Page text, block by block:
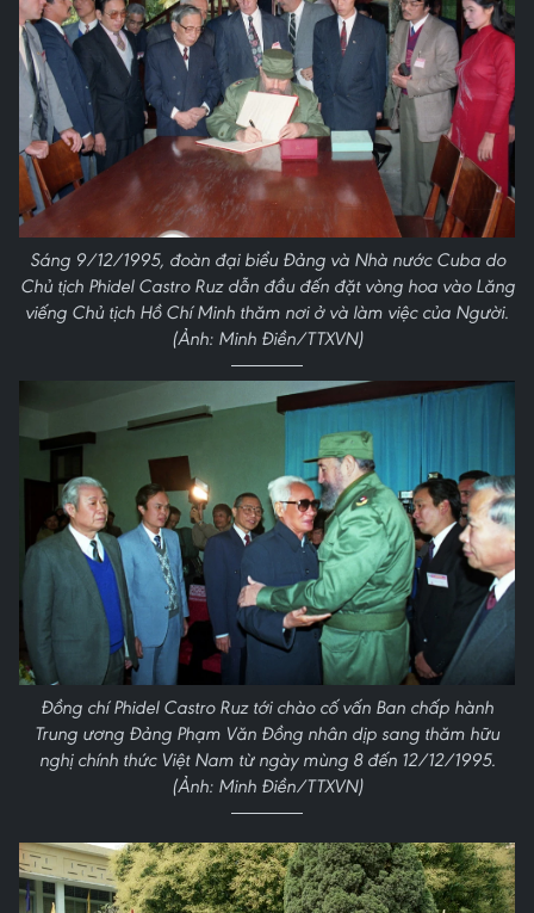
Sáng 9/12/1995, đoàn đại biểu Đảng và Nhà nước Cuba do
Chủ tịch Phidel Castro Ruz dẫn đầu đến đặt vòng hoa vào Lăng
viếng Chủ tịch Hồ Chí Minh thăm nơi ở và làm việc của Người.
(Ảnh: Minh Điền/TTXVN)
Đồng chí Phidel Castro Ruz tới chào cố vấn Ban chấp hành
Trung ương Đảng Phạm Văn Đồng nhân dịp sang thăm hữu
nghị chính thức Việt Nam từ ngày mùng 8 đến 12/12/1995.
(Ảnh: Minh Điền/TTXVN)